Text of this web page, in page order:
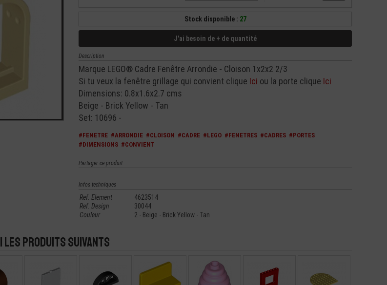
Stock disponible : 27
J'ai besoin de + de quantité
Description
Marque LEGO® Cadre Fenêtre Arrondie - Cloison 1x2x2 2/3
Si tu veux la fenêtre grillage qui convient clique Ici ou la porte clique Ici
Dimensions: 0.8x1.6x2.7 cms
Beige - Brick Yellow - Tan
Set: 10696 -
#FENETRE #ARRONDIE #CLOISON #CADRE #LEGO #FENETRES #CADRES #PORTES
#DIMENSIONS #CONVIENT
Partager ce produit
Infos techniques
Ref. Element
4623514
Ref. Design
30044
Couleur
2 - Beige - Brick Yellow - Tan
les produits suivants